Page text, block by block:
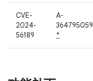
CVE-
2024-
56189
A-
364795059
*